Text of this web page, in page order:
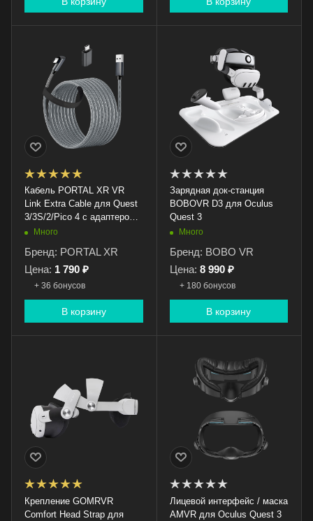
Кабель PORTAL XR VR
Link Extra Cable для Quest
3/3S/2/Pico 4 с адаптером
USB - Type-C (5 метров)
Много
Бренд: PORTAL XR
Цена: 1 790 ₽
+ 36 бонусов
В корзину
Зарядная док-станция
BOBOVR D3 для Oculus
Quest 3
Много
Бренд: BOBO VR
Цена: 8 990 ₽
+ 180 бонусов
В корзину
Крепление GOMRVR
Comfort Head Strap для
Лицевой интерфейс / маска
AMVR для Oculus Quest 3